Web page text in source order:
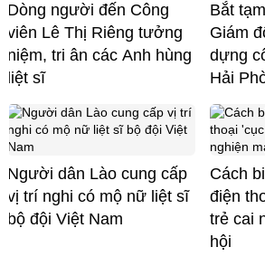
Dòng người đến Công
viên Lê Thị Riêng tưởng
niệm, tri ân các Anh hùng
liệt sĩ
Bắt
Giám
dựng
Hải
Người dân Lào cung cấp
vị trí nghi có mộ nữ liệt sĩ
bộ đội Việt Nam
Cách
điện
trẻ cai
hội